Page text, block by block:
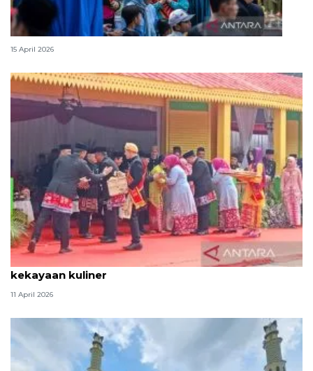
Lebaran Betawi, harmoni tradisi dan kota global
15 April 2026
Tradisi hantaran Lebaran Betawi simbol bakti dan
kekayaan kuliner
11 April 2026